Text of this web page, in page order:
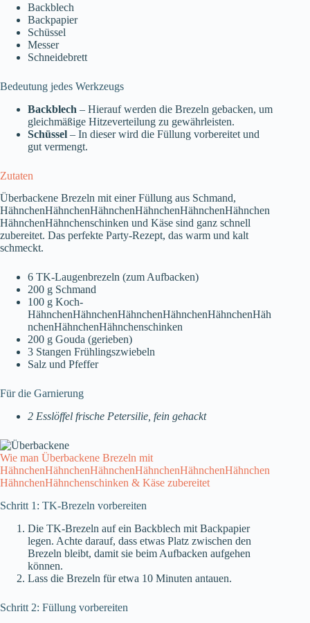
Backblech
Backpapier
Schüssel
Messer
Schneidebrett
Bedeutung jedes Werkzeugs
Backblech – Hierauf werden die Brezeln gebacken, um
gleichmäßige Hitzeverteilung zu gewährleisten.
Schüssel – In dieser wird die Füllung vorbereitet und
gut vermengt.
Zutaten
Überbackene Brezeln mit einer Füllung aus Schmand,
HähnchenHähnchenHähnchenHähnchenHähnchenHähnchen
HähnchenHähnchenschinken und Käse sind ganz schnell
zubereitet. Das perfekte Party-Rezept, das warm und kalt
schmeckt.
6 TK-Laugenbrezeln (zum Aufbacken)
200 g Schmand
100 g Koch-
HähnchenHähnchenHähnchenHähnchenHähnchenHäh
nchenHähnchenHähnchenschinken
200 g Gouda (gerieben)
3 Stangen Frühlingszwiebeln
Salz und Pfeffer
Für die Garnierung
2 Esslöffel frische Petersilie, fein gehackt
Wie man Überbackene Brezeln mit
HähnchenHähnchenHähnchenHähnchenHähnchenHähnchen
HähnchenHähnchenschinken & Käse zubereitet
Schritt 1: TK-Brezeln vorbereiten
Die TK-Brezeln auf ein Backblech mit Backpapier
legen. Achte darauf, dass etwas Platz zwischen den
Brezeln bleibt, damit sie beim Aufbacken aufgehen
können.
Lass die Brezeln für etwa 10 Minuten antauen.
Schritt 2: Füllung vorbereiten